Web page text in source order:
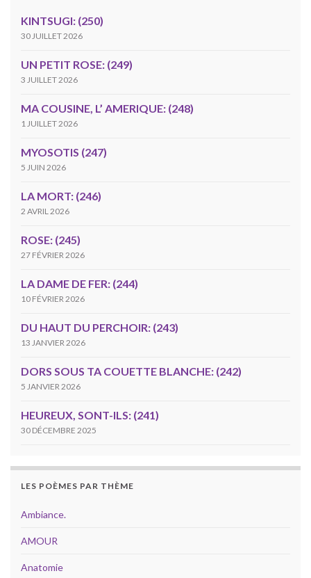
KINTSUGI: (250)
30 JUILLET 2026
UN PETIT ROSE: (249)
3 JUILLET 2026
MA COUSINE, L’ AMERIQUE: (248)
1 JUILLET 2026
MYOSOTIS (247)
5 JUIN 2026
LA MORT: (246)
2 AVRIL 2026
ROSE: (245)
27 FÉVRIER 2026
LA DAME DE FER: (244)
10 FÉVRIER 2026
DU HAUT DU PERCHOIR: (243)
13 JANVIER 2026
DORS SOUS TA COUETTE BLANCHE: (242)
5 JANVIER 2026
HEUREUX, SONT-ILS: (241)
30 DÉCEMBRE 2025
LES POÈMES PAR THÈME
Ambiance.
AMOUR
Anatomie